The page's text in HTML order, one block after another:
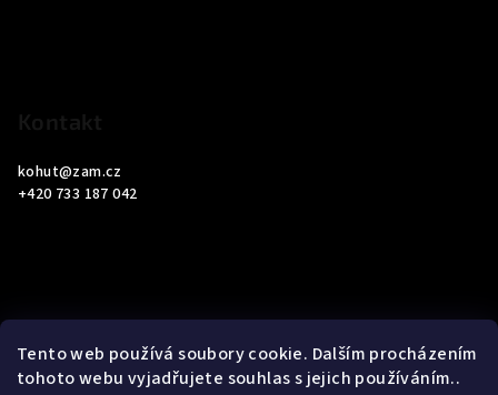
Tento web používá soubory cookie. Dalším procházením
tohoto webu vyjadřujete souhlas s jejich používáním..
kohut@zam.cz
+420 733 187 042
Informace pro vás